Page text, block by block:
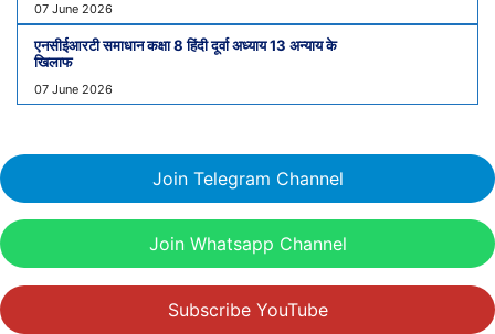
07 June 2026
एनसीईआरटी समाधान कक्षा 8 हिंदी दूर्वा अध्याय 13 अन्याय के
खिलाफ
07 June 2026
Join Telegram Channel
Join Whatsapp Channel
Subscribe YouTube